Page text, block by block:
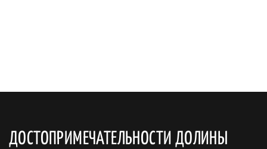
ДОСТОПРИМЕЧАТЕЛЬНОСТИ ДОЛИНЫ